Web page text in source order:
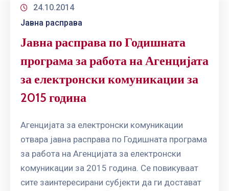
24.10.2014
Јавна расправа
Јавна расправа по Годишната
програма за работа на Агенцијата
за електронски комуникации за
2015 година
Агенцијата за електронски комуникации
отвара јавна расправа по Годишната програма
за работа на Агенцијата за електронски
комуникации за 2015 година. Се повикуваат
сите заинтересирани субјекти да ги достават